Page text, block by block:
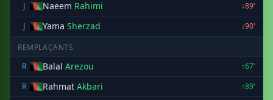
J
Naeem Rahimi
↓89'
J
Yama Sherzad ↓90'
REMPLAÇANTS
R
Balal Arezou
↑67'
R
Rahmat Akbari
↑89'